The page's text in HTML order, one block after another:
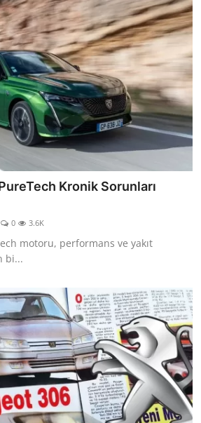
Kronik Sorunları
0 3.6K
motoru, performans ve yakıt
bi...